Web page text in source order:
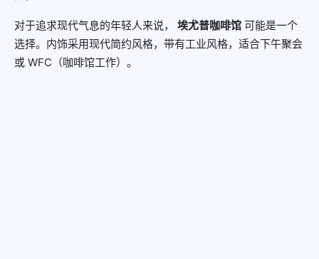
对于追求现代气息的年轻人来说， 埃尤普咖啡馆 可能是一个
选择。内饰采用现代简约风格，带有工业风格，适合下午聚会
或 WFC（咖啡馆工作）。